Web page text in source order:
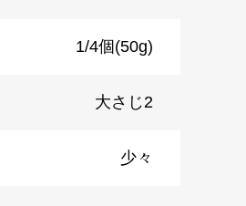
1/4個(50g)
大さじ2
少々